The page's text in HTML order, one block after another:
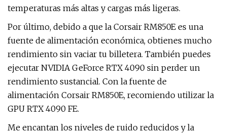
temperaturas más altas y cargas más ligeras.
Por último, debido a que la Corsair RM850E es una
fuente de alimentación económica, obtienes mucho
rendimiento sin vaciar tu billetera. También puedes
ejecutar NVIDIA GeForce RTX 4090 sin perder un
rendimiento sustancial. Con la fuente de
alimentación Corsair RM850E, recomiendo utilizar la
GPU RTX 4090 FE.
Me encantan los niveles de ruido reducidos y la